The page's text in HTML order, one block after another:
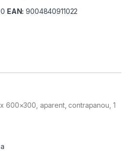
EAN: 9004840911022
600×300, aparent, contrapanou, 1